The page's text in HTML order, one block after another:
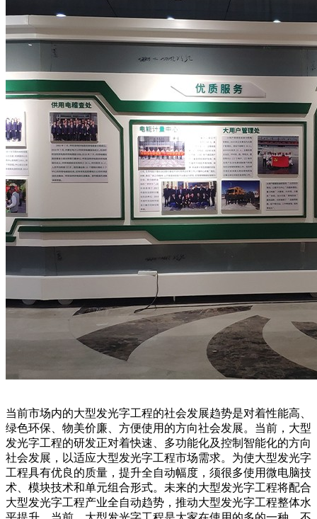
当前市场内的大型发光字工程的社会发展趋势是对着性能高、
绿色环保、物美价廉、方便使用的方向社会发展。当前，大型
发光字工程的研发正对着快速、多功能化及控制智能化的方向
社会发展，以适应大型发光字工程市场需求。为使大型发光字
工程具有优良的质量，提升全自动幅度，须很多使用微电脑技
术、模块技术和单元组合形式。未来的大型发光字工程将配合
大型发光字工程产业全自动趋势，推动大型发光字工程整体水